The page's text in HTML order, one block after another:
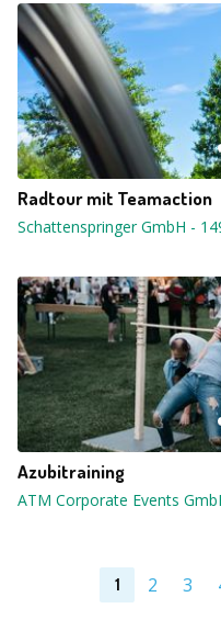
Radtour mit Teamaction
Schattenspringer GmbH -
Azubitraining
ATM Corporate Events
1 2 3